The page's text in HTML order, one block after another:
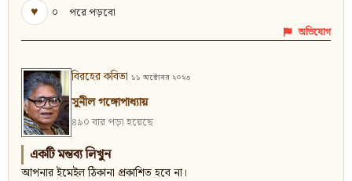
♥
০ পরে পড়বো
অভিযোগ
বিরহের কবিতা ১১ অক্টোবর ২০২৩
সুনীল গঙ্গোপাধ্যায়
৪৯০ বার পড়া হয়েছে
একটি মন্তব্য লিখুন
আপনার ইমেইল ঠিকানা প্রকাশিত হবে না।